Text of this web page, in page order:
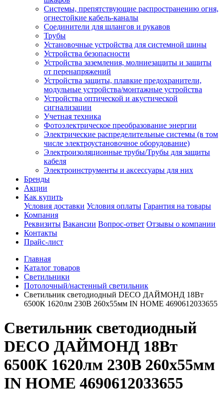
Системы, препятствующие распространению огня,
огнестойкие кабель-каналы
Соединители для шлангов и рукавов
Трубы
Установочные устройства для системной шины
Устройства безопасности
Устройства заземления, молниезащиты и защиты
от перенапряжений
Устройства защиты, плавкие предохранители,
модульные устройства/монтажные устройства
Устройства оптической и акустической
сигнализации
Учетная техника
Фотоэлектрическое преобразование энергии
Электрические распределительные системы (в том
числе электроустановочное оборудование)
Электроизоляционные трубы/Трубы для защиты
кабеля
Электроинструменты и аксессуары для них
Бренды
Акции
Как купить
Условия доставки Условия оплаты Гарантия на товары
Компания
Реквизиты Вакансии Вопрос-ответ Отзывы о компании
Контакты
Прайс-лист
Главная
Каталог товаров
Светильники
Потолочный/настенный светильник
Светильник светодиодный DECO ДАЙМОНД 18Вт
6500К 1620лм 230В 260х55мм IN HOME 4690612033655
Светильник светодиодный
DECO ДАЙМОНД 18Вт
6500К 1620лм 230В 260х55мм
IN HOME 4690612033655